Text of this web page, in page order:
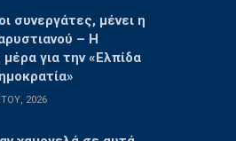
συνεργάτες, μένει η
– Η
για την «Ελπίδα
2026